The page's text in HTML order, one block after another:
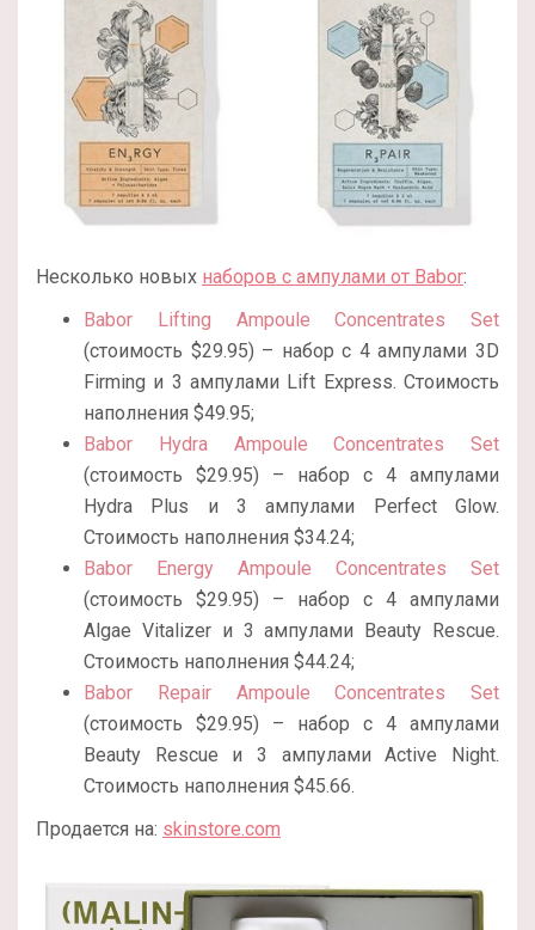
Несколько новых наборов с ампулами от Babor:
Babor Lifting Ampoule Concentrates Set
(стоимость $29.95) – набор с 4 ампулами 3D
Firming и 3 ампулами Lift Express. Стоимость
наполнения $49.95;
Babor Hydra Ampoule Concentrates Set
(стоимость $29.95) – набор с 4 ампулами
Hydra Plus и 3 ампулами Perfect Glow.
Стоимость наполнения $34.24;
Babor Energy Ampoule Concentrates Set
(стоимость $29.95) – набор с 4 ампулами
Algae Vitalizer и 3 ампулами Beauty Rescue.
Стоимость наполнения $44.24;
Babor Repair Ampoule Concentrates Set
(стоимость $29.95) – набор с 4 ампулами
Beauty Rescue и 3 ампулами Active Night.
Стоимость наполнения $45.66.
Продается на: skinstore.com